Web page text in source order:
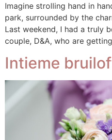
Imagine strolling hand in
park, surrounded by the
Last weekend, I had a truly
couple, D&A, who are
Intieme